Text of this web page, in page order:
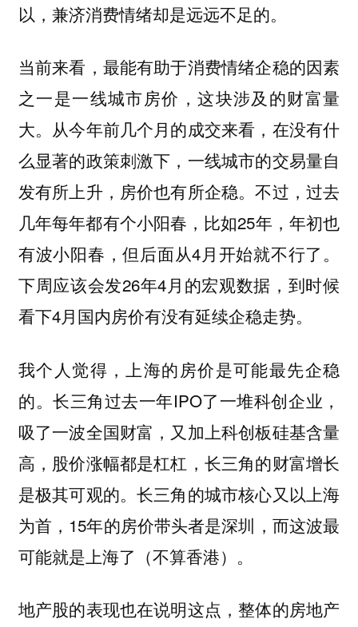
以，兼济消费情绪却是远远不足的。
当前来看，最能有助于消费情绪企稳的因素
之一是一线城市房价，这块涉及的财富量
大。从今年前几个月的成交来看，在没有什
么显著的政策刺激下，一线城市的交易量自
发有所上升，房价也有所企稳。不过，过去
几年每年都有个小阳春，比如25年，年初也
有波小阳春，但后面从4月开始就不行了。
下周应该会发26年4月的宏观数据，到时候
看下4月国内房价有没有延续企稳走势。
我个人觉得，上海的房价是可能最先企稳
的。长三角过去一年IPO了一堆科创企业，
吸了一波全国财富，又加上科创板硅基含量
高，股价涨幅都是杠杠，长三角的财富增长
是极其可观的。长三角的城市核心又以上海
为首，15年的房价带头者是深圳，而这波最
可能就是上海了（不算香港）。
地产股的表现也在说明这点，整体的房地产